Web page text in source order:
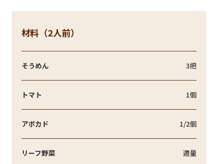
材料（2人前）
そうめん 3把
トマト 1個
アボカド 1/2個
リーフ野菜 適量